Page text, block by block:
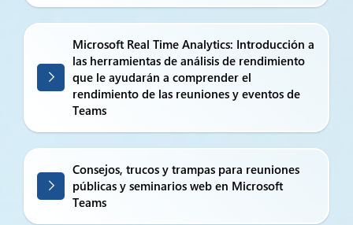
Microsoft Real Time Analytics: Introducción a
las herramientas de análisis de rendimiento
que le ayudarán a comprender el
rendimiento de las reuniones y eventos de
Teams
Consejos, trucos y trampas para reuniones
públicas y seminarios web en Microsoft
Teams